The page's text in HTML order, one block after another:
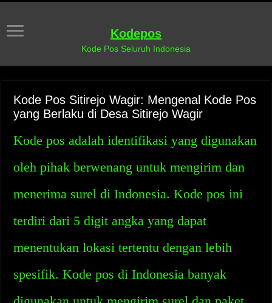
Kodepos
Kode Pos Seluruh Indonesia
Kode Pos Sitirejo Wagir: Mengenal Kode Pos
yang Berlaku di Desa Sitirejo Wagir
Kode pos adalah identifikasi yang digunakan
oleh pihak berwenang untuk mengirim dan
menerima surel di Indonesia. Kode pos ini
terdiri dari 5 digit angka yang dapat
menentukan lokasi tertentu dengan lebih
spesifik. Kode pos di Indonesia banyak